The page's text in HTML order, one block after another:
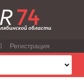
Регистрация